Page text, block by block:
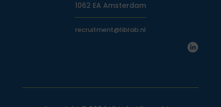
1062 EA Amsterdam
recruitment@liblab.nl